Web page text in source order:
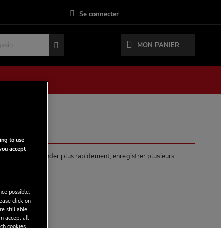
Se connecter
MON PANIER
: commander plus rapidement, enregistrer plusieurs
encore.
to use
accept
possible,
click on
still able
accept all
cookies